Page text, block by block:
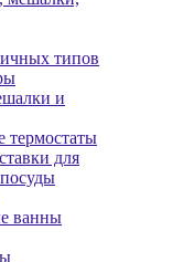
типов
и
термостаты
для
ванны